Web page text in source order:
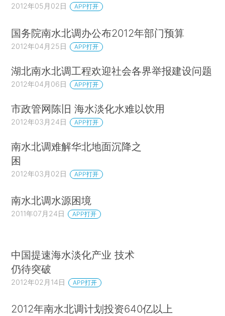
2012年05月02日 APP打开
国务院南水北调办公布2012年部门预算
2012年04月25日 APP打开
湖北南水北调工程欢迎社会各界举报建设问题
2012年04月06日 APP打开
市政管网陈旧 海水淡化水难以饮用
2012年03月24日 APP打开
南水北调难解华北地面沉降之
困
2012年03月02日 APP打开
南水北调水源困境
2011年07月24日 APP打开
中国提速海水淡化产业 技术
仍待突破
2012年02月14日 APP打开
2012年南水北调计划投资640亿以上